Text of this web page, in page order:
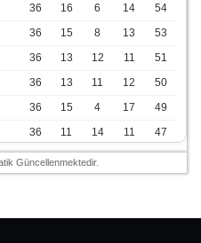
36 16 6 14
54
36 15 8 13
53
36 13 12 11
51
36 13 11 12
50
36 15 4 17
49
36 11 14 11
47
Güncellenmektedir.